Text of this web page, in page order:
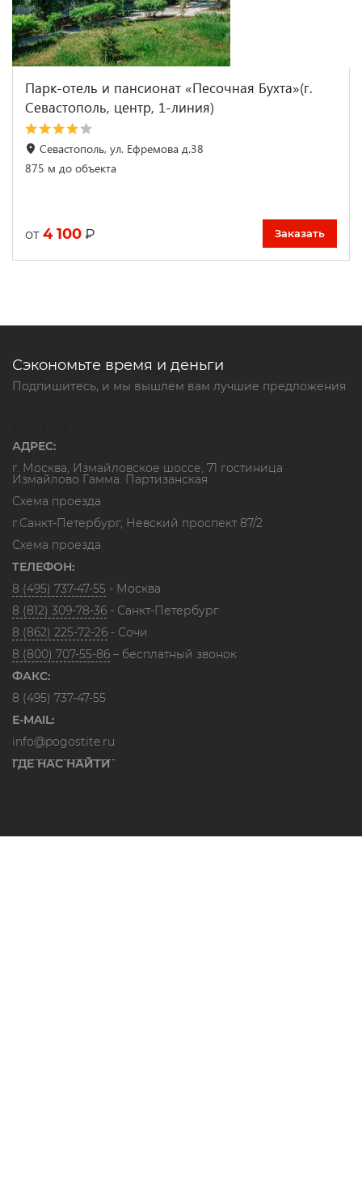
Парк-отель и пансионат «Песочная Бухта»(г.
Севастополь, центр, 1-линия)
Севастополь, ул. Ефремова д.38
875 м до объекта
от 4 100 ₽ Заказать
Сэкономьте время и деньги
Подпишитесь, и мы вышлем вам лучшие предложения
АДРЕС:
г. Москва, Измайловское шоссе, 71 гостиница
Измайлово Гамма. Партизанская
Схема проезда
г.Санкт-Петербург, Невский проспект 87/2
Схема проезда
ТЕЛЕФОН:
8 (495) 737-47-55 - Москва
8 (812) 309-78-36 - Санкт-Петербург
8 (862) 225-72-26 - Сочи
8 (800) 707-55-86 – бесплатный звонок
ФАКС:
8 (495) 737-47-55
E-MAIL:
info@pogostite.ru
ГДЕ НАС НАЙТИ